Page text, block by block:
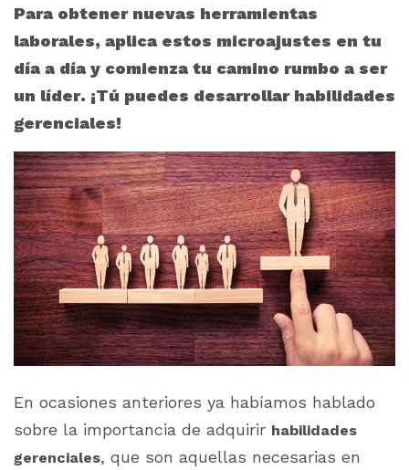
Para obtener nuevas herramientas
laborales, aplica estos microajustes en tu
día a día y comienza tu camino rumbo a ser
un líder. ¡Tú puedes desarrollar habilidades
gerenciales!
En ocasiones anteriores ya habíamos hablado
sobre la importancia de adquirir habilidades
gerenciales, que son aquellas necesarias en